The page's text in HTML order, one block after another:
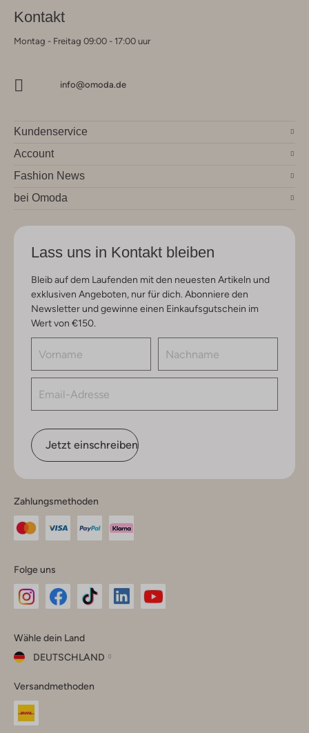
Kontakt
Montag - Freitag 09:00 - 17:00 uur
info@omoda.de
Kundenservice
Account
Fashion News
bei Omoda
Lass uns in Kontakt bleiben
Bleib auf dem Laufenden mit den neuesten Artikeln und
exklusiven Angeboten, nur für dich. Abonniere den
Newsletter und gewinne einen Einkaufsgutschein im
Wert von €150.
Jetzt einschreiben
Zahlungsmethoden
Folge uns
Instagram
Facebook
TikTok
Wähle dein Land
DEUTSCHLAND
dein
Land
Versandmethoden